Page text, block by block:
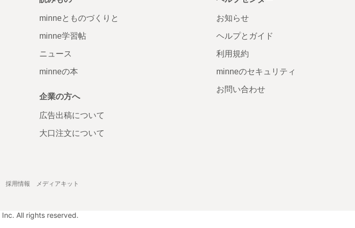
minneとものづくりと
minne学習帖
ニュース
minneの本
企業の方へ
広告出稿について
大口注文について
お知らせ
ヘルプとガイド
利用規約
minneのセキュリティ
お問い合わせ
採用情報 メディアキット
All rights reserved.